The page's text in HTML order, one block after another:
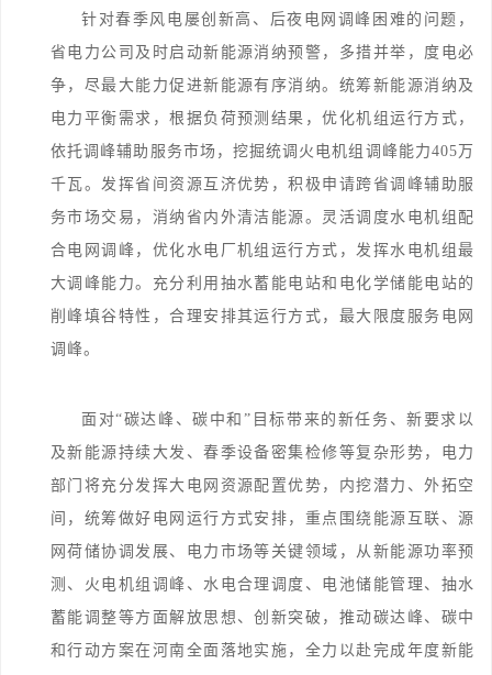
针对春季风电屡创新高、后夜电网调峰困难的问题，
省电力公司及时启动新能源消纳预警，多措并举，度电必
争，尽最大能力促进新能源有序消纳。统筹新能源消纳及
电力平衡需求，根据负荷预测结果，优化机组运行方式，
依托调峰辅助服务市场，挖掘统调火电机组调峰能力405万
千瓦。发挥省间资源互济优势，积极申请跨省调峰辅助服
务市场交易，消纳省内外清洁能源。灵活调度水电机组配
合电网调峰，优化水电厂机组运行方式，发挥水电机组最
大调峰能力。充分利用抽水蓄能电站和电化学储能电站的
削峰填谷特性，合理安排其运行方式，最大限度服务电网
调峰。
面对“碳达峰、碳中和”目标带来的新任务、新要求以
及新能源持续大发、春季设备密集检修等复杂形势，电力
部门将充分发挥大电网资源配置优势，内挖潜力、外拓空
间，统筹做好电网运行方式安排，重点围绕能源互联、源
网荷储协调发展、电力市场等关键领域，从新能源功率预
测、火电机组调峰、水电合理调度、电池储能管理、抽水
蓄能调整等方面解放思想、创新突破，推动碳达峰、碳中
和行动方案在河南全面落地实施，全力以赴完成年度新能